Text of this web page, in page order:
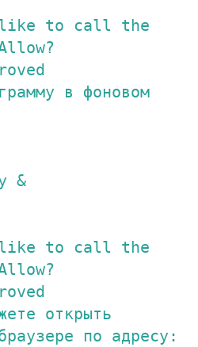
like to call the
в фоновом
&
like to call the
открыть
по адресу: